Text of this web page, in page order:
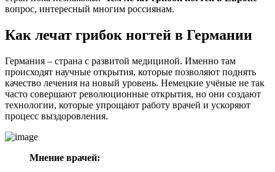
вопрос, интересный многим россиянам.
Как лечат грибок ногтей в Германии
Германия – страна с развитой медициной. Именно там
происходят научные открытия, которые позволяют поднять
качество лечения на новый уровень. Немецкие учёные не так
часто совершают революционные открытия, но они создают
технологии, которые упрощают работу врачей и ускоряют
процесс выздоровления.
Мнение врачей: